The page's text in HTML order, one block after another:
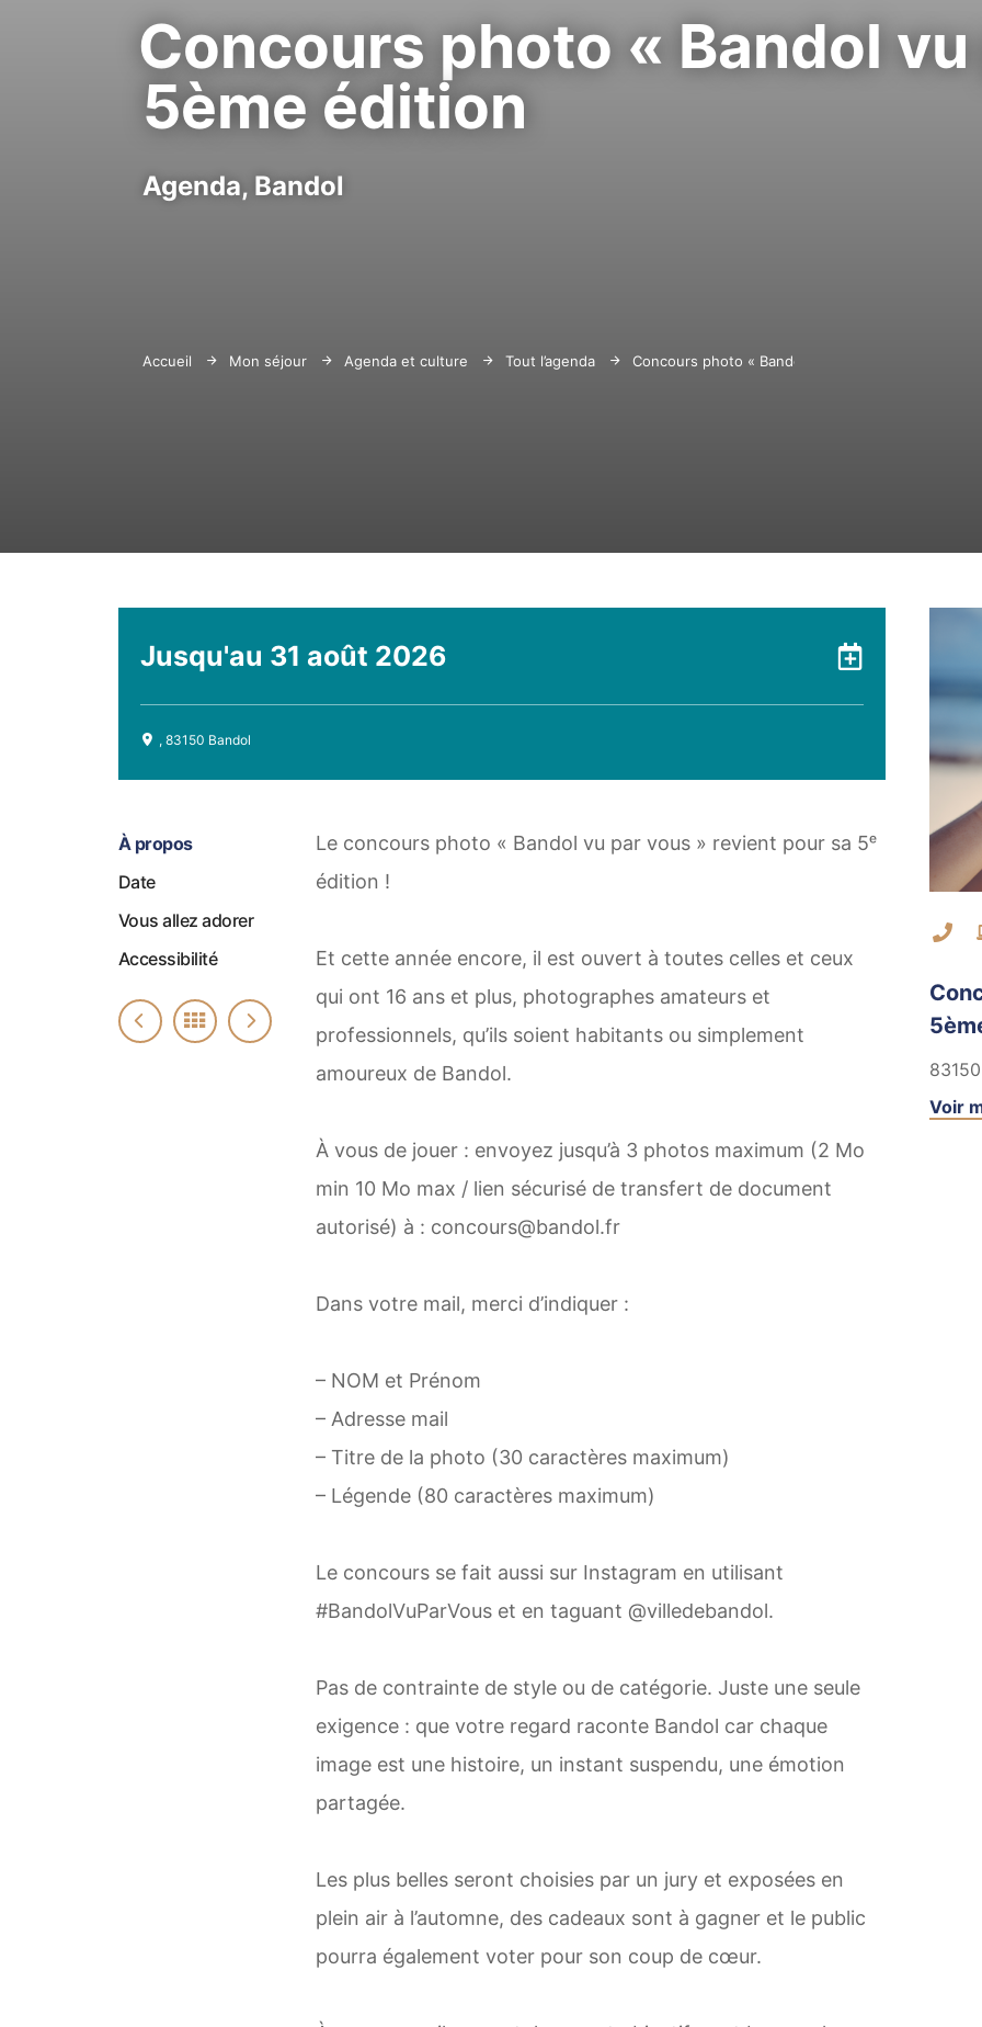
Concours photo « Bandol
5ème édition
Agenda, Bandol
Accueil Mon séjour Agenda et culture Tout l’agenda Concours photo « Bandol vu par vous » 5ème
Jusqu'au 31 août 2026 Ajouter
, 83150 Bandol
À propos
Date
Vous allez adorer
Accessibilité
Le concours photo « Bandol vu par vous » revient pour sa 5ᵉ
édition !
Et cette année encore, il est ouvert à toutes celles et ceux
qui ont 16 ans et plus, photographes amateurs et
professionnels, qu’ils soient habitants ou simplement
amoureux de Bandol.
À vous de jouer : envoyez jusqu’à 3 photos maximum (2 Mo
min 10 Mo max / lien sécurisé de transfert de document
autorisé) à : concours@bandol.fr
Dans votre mail, merci d’indiquer :
– NOM et Prénom
– Adresse mail
– Titre de la photo (30 caractères maximum)
– Légende (80 caractères maximum)
Le concours se fait aussi sur Instagram en utilisant
#BandolVuParVous et en taguant @villedebandol.
Pas de contrainte de style ou de catégorie. Juste une seule
exigence : que votre regard raconte Bandol car chaque
image est une histoire, un instant suspendu, une émotion
partagée.
Les plus belles seront choisies par un jury et exposées en
plein air à l’automne, des cadeaux sont à gagner et le public
pourra également voter pour son coup de cœur.
83150
Voir